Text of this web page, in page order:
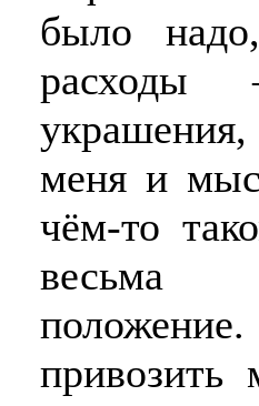
было
расходы
украшения,
меня и
чём-то
весьма
привозить